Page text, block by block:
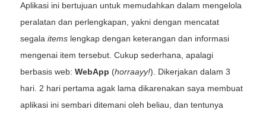
Aplikasi ini bertujuan untuk memudahkan dalam mengelola
peralatan dan perlengkapan, yakni dengan mencatat
segala items lengkap dengan keterangan dan informasi
mengenai item tersebut. Cukup sederhana, apalagi
berbasis web: WebApp (horraayy!). Dikerjakan dalam 3
hari. 2 hari pertama agak lama dikarenakan saya membuat
aplikasi ini sembari ditemani oleh beliau, dan tentunya